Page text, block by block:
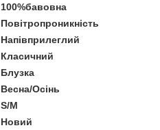
100%бавовна
Повітропроникність
Напівприлеглий
Класичний
Блузка
Весна/Осінь
S/M
Новий